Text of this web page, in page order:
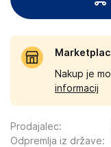
Nakup je
informacij
Prodajalec:
Odpremlja iz države: